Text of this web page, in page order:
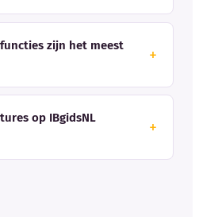
zijn het meest
op IBgidsNL